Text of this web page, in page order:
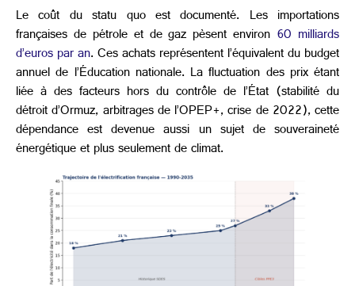
Le coût du statu quo est documenté. Les importations
françaises de pétrole et de gaz pèsent environ 60 milliards
d’euros par an. Ces achats représentent l’équivalent du budget
annuel de l’Éducation nationale. La fluctuation des prix étant
liée à des facteurs hors du contrôle de l’État (stabilité du
détroit d’Ormuz, arbitrages de l’OPEP+, crise de 2022), cette
dépendance est devenue aussi un sujet de souveraineté
énergétique et plus seulement de climat.